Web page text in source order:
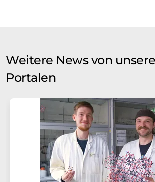
Weitere News von
Portalen